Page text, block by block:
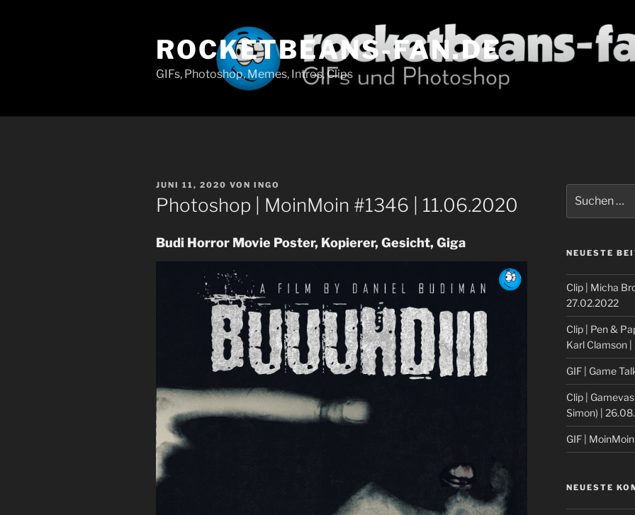
ROCKETBEANS-FAN.DE
GIFs, Photoshop, Memes, Intros, Clips
VERÖFFENTLICHT
AM
JUNI 11, 2020 VON INGO
Photoshop | MoinMoin #1346 | 11.06.2020
Budi Horror Movie Poster, Kopierer, Gesicht, Giga
nach:
NEUESTE
Clip | Micha
27.02.2022
Clip | Pen &
Karl Clamson
GIF | Game
Clip |
Simon) |
GIF |
NEUESTE